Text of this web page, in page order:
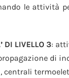
le attività
DI LIVELLO 3:
di
centrali